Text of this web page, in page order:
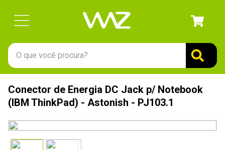
O que você procura?
Conector de Energia DC Jack p/ Notebook
(IBM ThinkPad) - Astonish - PJ103.1
1º
gabinete
3º
teclado